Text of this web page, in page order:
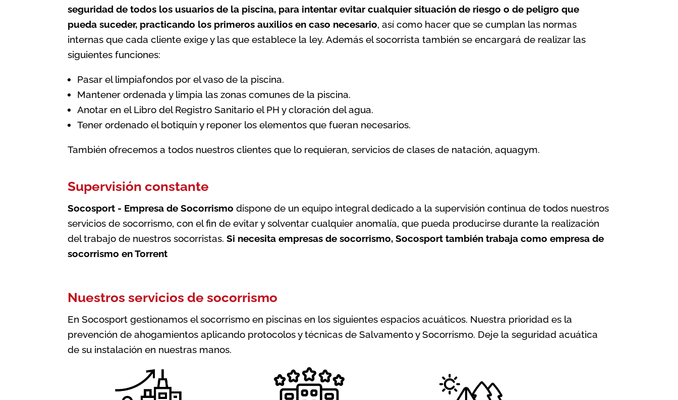
seguridad de todos los usuarios de la piscina, para intentar evitar cualquier situación de riesgo o de peligro que
pueda suceder, practicando los primeros auxilios en caso necesario, así como hacer que se cumplan las normas
internas que cada cliente exige y las que establece la ley. Además el socorrista también se encargará de realizar las
siguientes funciones:
Pasar el limpiafondos por el vaso de la piscina.
Mantener ordenada y limpia las zonas comunes de la piscina.
Anotar en el Libro del Registro Sanitario el PH y cloración del agua.
Tener ordenado el botiquín y reponer los elementos que fueran necesarios.
También ofrecemos a todos nuestros clientes que lo requieran, servicios de clases de natación, aquagym.
Supervisión constante
Socosport - Empresa de Socorrismo dispone de un equipo integral dedicado a la supervisión continua de todos nuestros
servicios de socorrismo, con el fin de evitar y solventar cualquier anomalía, que pueda producirse durante la realización
del trabajo de nuestros socorristas.Si necesita empresas de socorrismo, Socosport también trabaja comoempresa de
socorrismo en Torrent
Nuestros servicios de socorrismo
En Socosport gestionamos el socorrismo en piscinas en los siguientes espacios acuáticos. Nuestra prioridad es la
prevención de ahogamientos aplicando protocolos y técnicas de Salvamento y Socorrismo. Deje la seguridad acuática
de su instalación en nuestras manos.